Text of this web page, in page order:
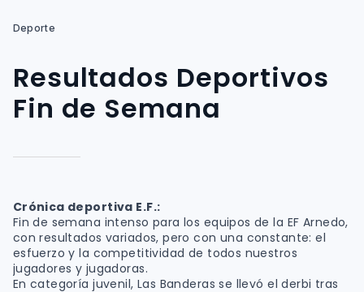
Deporte
Resultados Deportivos
Fin de Semana
Crónica deportiva E.F.:
Fin de semana intenso para los equipos de la EF Arnedo,
con resultados variados, pero con una constante: el
esfuerzo y la competitividad de todos nuestros
jugadores y jugadoras.
En categoría juvenil, Las Banderas se llevó el derbi tras